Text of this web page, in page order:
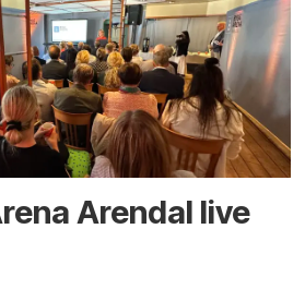
Arendal live